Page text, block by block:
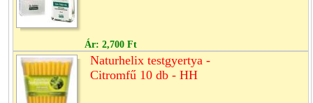
Ár: 2,700 Ft
Naturhelix testgyertya -
Citromfű 10 db - HH